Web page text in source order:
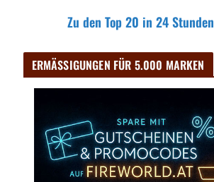
Zu den Top 20 in 24 Stunden
ERMÄSSIGUNGEN FÜR 5.000 MARKEN